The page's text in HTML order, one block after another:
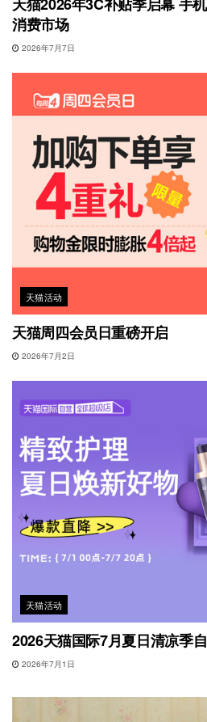
天猫2026年3C补贴季启幕 手
消费市场
2026年7月7日
天猫活动
天猫周四会员日重磅开启
2026年7月2日
天猫活动
2026天猫国际7月夏日清凉季
2026年7月1日